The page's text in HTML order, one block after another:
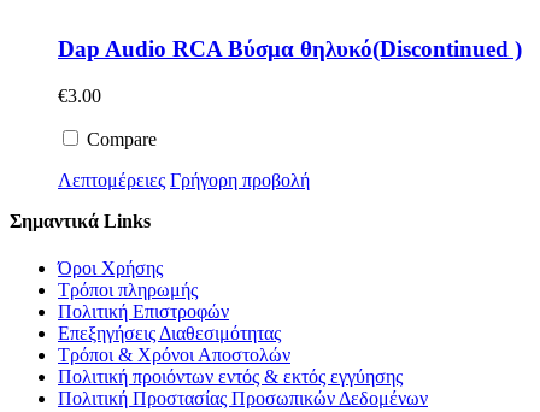
Dap Audio RCA Βύσμα θηλυκό(Discontinued )
€3.00
Compare
Λεπτομέρειες Γρήγορη προβολή
Σημαντικά Links
Όροι Χρήσης
Τρόποι πληρωμής
Πολιτική Επιστροφών
Επεξηγήσεις Διαθεσιμότητας
Τρόποι & Χρόνοι Αποστολών
Πολιτική προιόντων εντός & εκτός εγγύησης
Πολιτική Προστασίας Προσωπικών Δεδομένων